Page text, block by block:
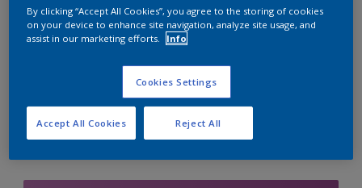
te bestellen. Houd de website in de gaten, we werken
er hard aan om de voorraad aan te vullen.
By clicking “Accept All Cookies”, you agree to the storing of cookies
on your device to enhance site navigation, analyze site usage, and
assist in our marketing efforts.
Info
Cookies Settings
Reject All
Accept All Cookies